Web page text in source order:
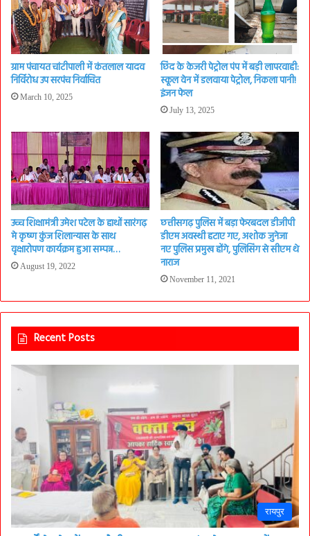
ग्राम पंचायत चांटीपाली में कंतलाल यादव
निर्विरोध उप सरपंच निर्वाचित
March 10, 2025
छिंद के केजरी पेट्रोल पंप में बड़ी लापरवाही:
स्कूल वेन में डलवाया पेट्रोल, निकला पानी!
इंजन फेल
July 13, 2025
उच्च शिक्षामंत्री उमेश पटेल के हाथों सारंगढ़
मे कृष्ण कुंज शिलान्यास के साथ
वृक्षारोपण कार्यक्रम हुआ सम्पन्न…
August 19, 2022
छत्तीसगढ़ पुलिस में बड़ा फेरबदल डीजीपी
डीएम अवस्थी हटाए गए, अशोक जुनेजा
नए पुलिस प्रमुख होंगे, पुलिसिंग से सीएम थे
नाराज
November 11, 2021
Recent Posts
रायपुर